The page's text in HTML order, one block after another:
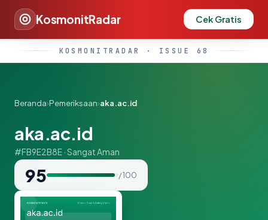
KosmonitRadar Cek Gratis
KOSMONITRADAR · ISSUE 68
Beranda›Pemeriksaan›aka.ac.id
aka.ac.id
#FB9E2B8E · Sangat Aman
95 / 100